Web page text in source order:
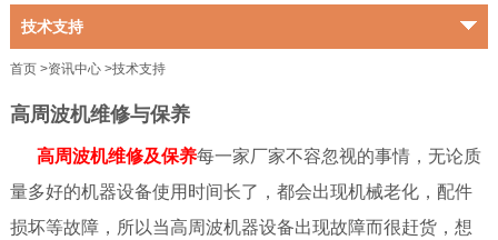
技术支持
首页>资讯中心>技术支持
高周波机维修与保养
高周波机维修及保养每一家厂家不容忽视的事情，无论质
量多好的机器设备使用时间长了，都会出现机械老化，配件
损坏等故障，所以当高周波机器设备出现故障而很赶货，想